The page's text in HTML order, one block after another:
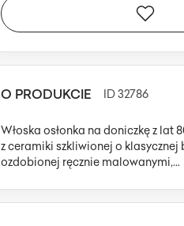
O PRODUKCIE ID 32786
Włoska osłonka na doniczkę z lat
z ceramiki szkliwionej o klasycznej
ozdobionej ręcznie malowanymi,
dekoracyjnym są wypukłe,